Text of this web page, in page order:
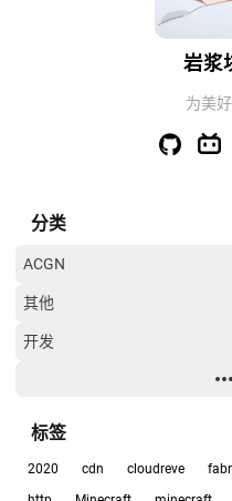
岩浆
为美
分类
ACGN
其他
开发
软件
标签
2020 cdn cloudreve